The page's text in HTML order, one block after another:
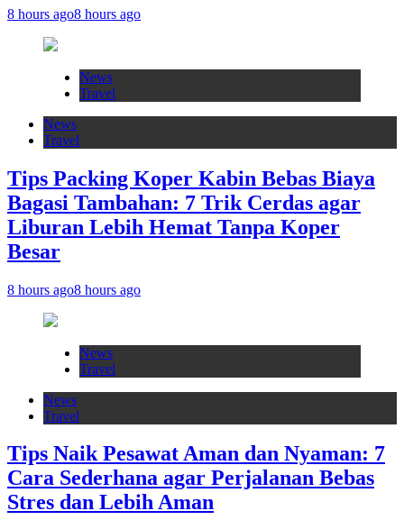
8 hours ago8 hours ago
News
Travel
News
Travel
Tips Packing Koper Kabin Bebas Biaya
Bagasi Tambahan: 7 Trik Cerdas agar
Liburan Lebih Hemat Tanpa Koper
Besar
8 hours ago8 hours ago
News
Travel
News
Travel
Tips Naik Pesawat Aman dan Nyaman: 7
Cara Sederhana agar Perjalanan Bebas
Stres dan Lebih Aman